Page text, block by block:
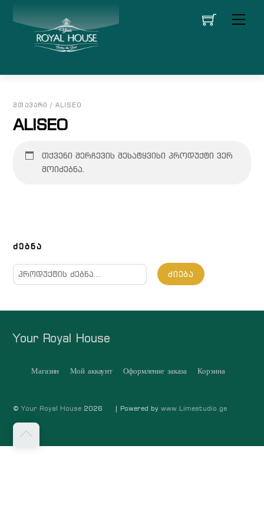
ᲛᲗᲐᲕᲐᲠᲘ / ALISEO
ALISEO
თქვენი შერჩევის შესატყვისი პროდუქტი ვერ
მოიძებნა.
ᲫᲔᲑᲜᲐ
ძებნა:
ᲫᲘᲔᲑᲐ
Your Royal House
Магазин Мой аккаунт Оформление заказа Корзина
თავში
©Your Royal House 2026 | Powered by www.Limestudio.ge